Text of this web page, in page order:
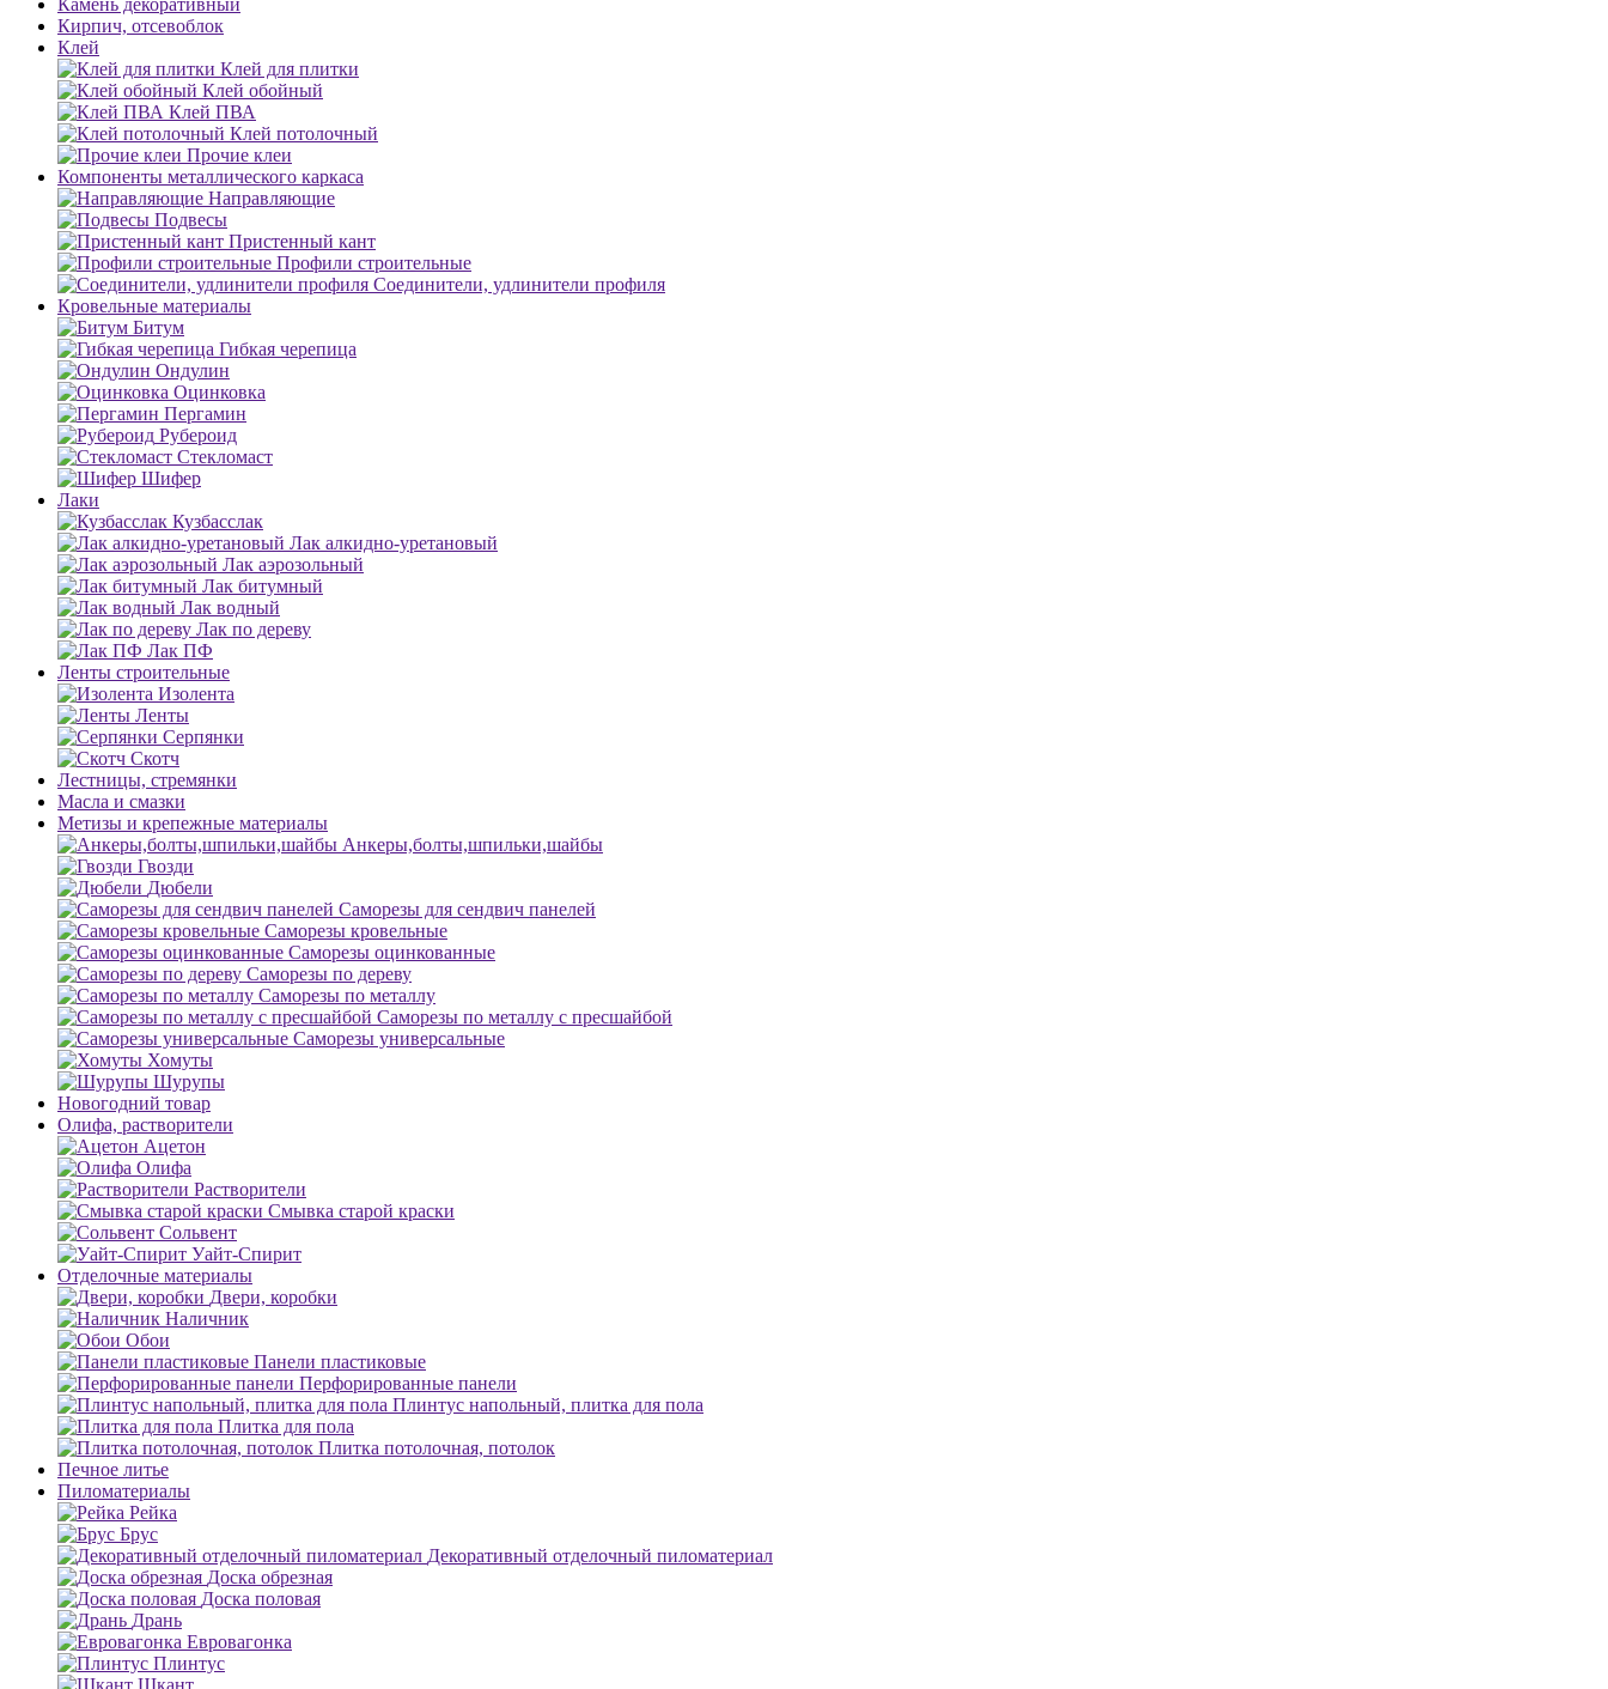
Камень декоративный
Кирпич, отсевоблок
Клей
Клей для плитки
Клей обойный
Клей ПВА
Клей потолочный
Прочие клеи
Компоненты металлического каркаса
Направляющие
Подвесы
Пристенный кант
Профили строительные
Соединители, удлинители профиля
Кровельные материалы
Битум
Гибкая черепица
Ондулин
Оцинковка
Пергамин
Рубероид
Стекломаст
Шифер
Лаки
Кузбасслак
Лак алкидно-уретановый
Лак аэрозольный
Лак битумный
Лак водный
Лак по дереву
Лак ПФ
Ленты строительные
Изолента
Ленты
Серпянки
Скотч
Лестницы, стремянки
Масла и смазки
Метизы и крепежные материалы
Анкеры,болты,шпильки,шайбы
Гвозди
Дюбели
Саморезы для сендвич панелей
Саморезы кровельные
Саморезы оцинкованные
Саморезы по дереву
Саморезы по металлу
Саморезы по металлу с пресшайбой
Саморезы универсальные
Хомуты
Шурупы
Новогодний товар
Олифа, растворители
Ацетон
Олифа
Растворители
Смывка старой краски
Сольвент
Уайт-Спирит
Отделочные материалы
Двери, коробки
Наличник
Обои
Панели пластиковые
Перфорированные панели
Плинтус напольный, плитка для пола
Плитка для пола
Плитка потолочная, потолок
Печное литье
Пиломатериалы
Рейка
Брус
Декоративный отделочный пиломатериал
Доска обрезная
Доска половая
Дрань
Евровагонка
Плинтус
Шкант